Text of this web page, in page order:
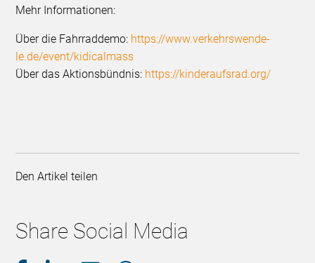
Mehr Informationen:
Über die Fahrraddemo: https://www.verkehrswende-
le.de/event/kidicalmass
Über das Aktionsbündnis: https://kinderaufsrad.org/
Den Artikel teilen
Share Social Media